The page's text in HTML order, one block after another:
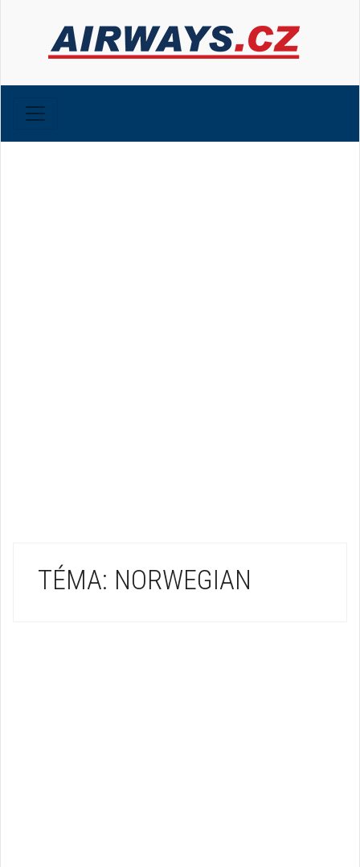
TÉMA: NORWEGIAN